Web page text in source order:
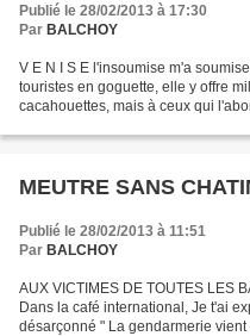
Publié le 28/02/2013 à 17:30
Par BALCHOY
V E N I S E l'insoumise m'a
touristes en goguette, elle y offre
cacahouettes, mais à ceux qui
MEUTRE SANS
Publié le 28/02/2013 à 11:51
Par BALCHOY
AUX VICTIMES DE TOUTES LES
Dans la café international, Je t'ai
désarçonné " La gendarmerie